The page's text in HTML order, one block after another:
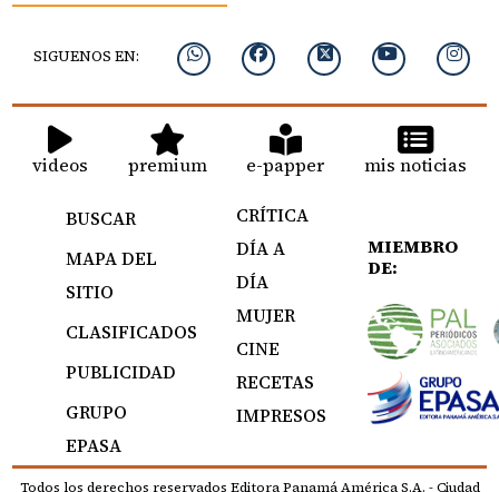
SIGUENOS EN:
videos premium e-papper mis noticias
BUSCAR
MAPA DEL
SITIO
CLASIFICADOS
PUBLICIDAD
GRUPO
EPASA
CRÍTICA
DÍA A
DÍA
MUJER
CINE
RECETAS
IMPRESOS
MIEMBRO
DE:
Todos los derechos reservados Editora Panamá América S.A. - Ciudad